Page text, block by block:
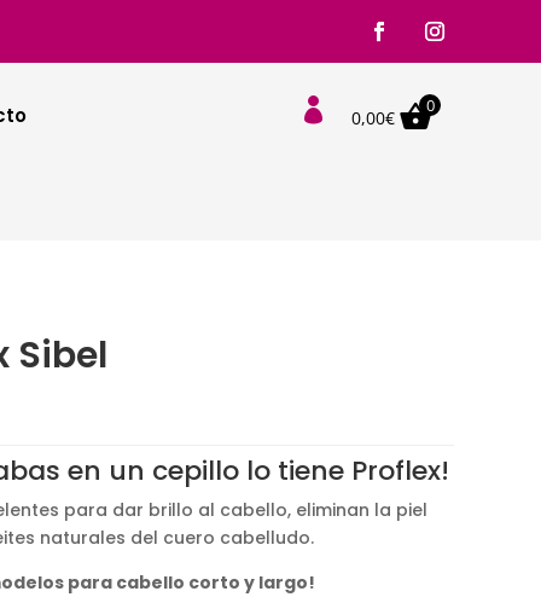
 0,00€
0
Sibel
en un cepillo lo tiene Proflex!
para dar brillo al cabello, eliminan la piel
naturales del cuero cabelludo.
para cabello corto y largo!